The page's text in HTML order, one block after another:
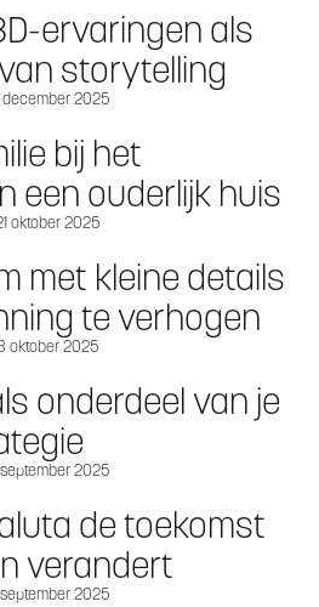
ervaringen als
storytelling
december 2025
bij het
een ouderlijk huis
oktober 2025
met kleine details
te verhogen
oktober 2025
onderdeel van je
september 2025
de toekomst
verandert
september 2025